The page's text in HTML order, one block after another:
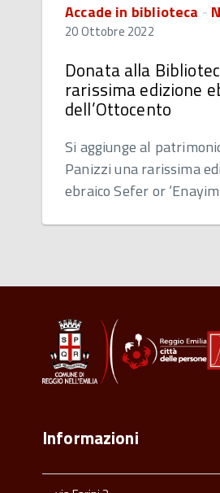
Accade in biblioteca -
20 Ottobre 2022
Donata alla
rarissima edizione
dell’Ottocento
Si aggiunge al
Panizzi una rarissima
ebraico Sefer or ‘Enayim
Informazioni